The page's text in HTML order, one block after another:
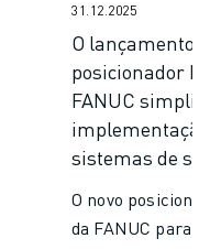
31.12.2025
O lançamento
posicionador
FANUC
sistemas de
O novo
da FANUC para